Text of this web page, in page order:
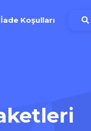
İade Koşulları